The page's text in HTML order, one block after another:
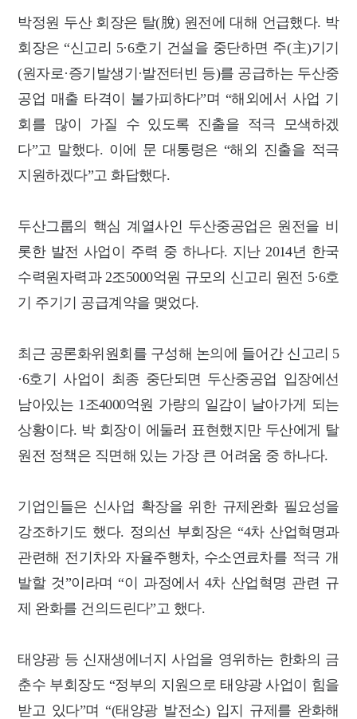
박정원 두산 회장은 탈(脫) 원전에 대해 언급했다. 박
회장은 “신고리 5·6호기 건설을 중단하면 주(主)기기
(원자로·증기발생기·발전터빈 등)를 공급하는 두산중
공업 매출 타격이 불가피하다”며 “해외에서 사업 기
회를 많이 가질 수 있도록 진출을 적극 모색하겠
다”고 말했다. 이에 문 대통령은 “해외 진출을 적극
지원하겠다”고 화답했다.
두산그룹의 핵심 계열사인 두산중공업은 원전을 비
롯한 발전 사업이 주력 중 하나다. 지난 2014년 한국
수력원자력과 2조5000억원 규모의 신고리 원전 5·6호
기 주기기 공급계약을 맺었다.
최근 공론화위원회를 구성해 논의에 들어간 신고리 5
·6호기 사업이 최종 중단되면 두산중공업 입장에선
남아있는 1조4000억원 가량의 일감이 날아가게 되는
상황이다. 박 회장이 에둘러 표현했지만 두산에게 탈
원전 정책은 직면해 있는 가장 큰 어려움 중 하나다.
기업인들은 신사업 확장을 위한 규제완화 필요성을
강조하기도 했다. 정의선 부회장은 “4차 산업혁명과
관련해 전기차와 자율주행차, 수소연료차를 적극 개
발할 것”이라며 “이 과정에서 4차 산업혁명 관련 규
제 완화를 건의드린다”고 했다.
태양광 등 신재생에너지 사업을 영위하는 한화의 금
춘수 부회장도 “정부의 지원으로 태양광 사업이 힘을
받고 있다”며 “(태양광 발전소) 입지 규제를 완화해